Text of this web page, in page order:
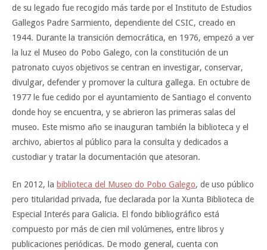
de su legado fue recogido más tarde por el Instituto de Estudios
Gallegos Padre Sarmiento, dependiente del CSIC, creado en
1944. Durante la transición democrática, en 1976, empezó a ver
la luz el Museo do Pobo Galego, con la constitución de un
patronato cuyos objetivos se centran en investigar, conservar,
divulgar, defender y promover la cultura gallega. En octubre de
1977 le fue cedido por el ayuntamiento de Santiago el convento
donde hoy se encuentra, y se abrieron las primeras salas del
museo. Este mismo año se inauguran también la biblioteca y el
archivo, abiertos al público para la consulta y dedicados a
custodiar y tratar la documentación que atesoran.
En 2012, la biblioteca del Museo do Pobo Galego, de uso público
pero titularidad privada, fue declarada por la Xunta Biblioteca de
Especial Interés para Galicia. El fondo bibliográfico está
compuesto por más de cien mil volúmenes, entre libros y
publicaciones periódicas. De modo general, cuenta con